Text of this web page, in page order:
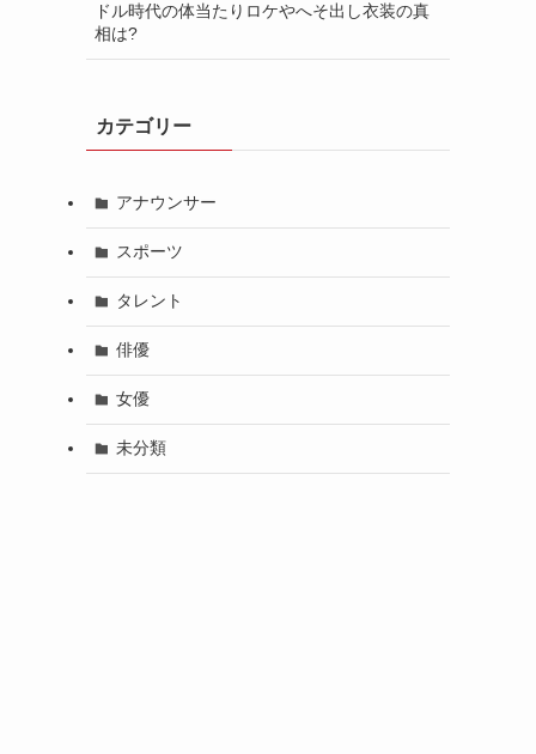
ドル時代の体当たりロケやへそ出し衣装の真
相は?
カテゴリー
アナウンサー
スポーツ
タレント
俳優
女優
未分類